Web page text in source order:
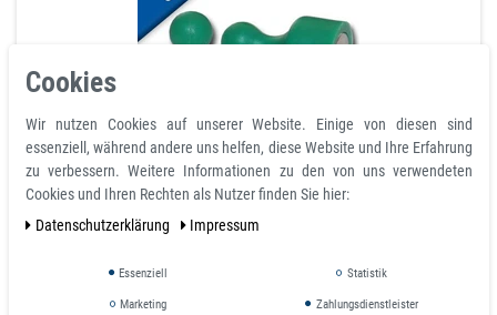
Kegelmagnet Kegel Pinnwand Magnet Ø 12 mm x 20
mm Grün mit Neodym - hält 1,6 kg
Artikel ist sofort lieferbar
inkl. ges. MwSt.zzgl.Versandkosten
Cookies
Wir nutzen Cookies auf unserer Website. Einige von diesen sind
essenziell, während andere uns helfen, diese Website und Ihre Erfahrung
zu verbessern. Weitere Informationen zu den von uns verwendeten
Cookies und Ihren Rechten als Nutzer finden Sie hier:
Daten­schutz­erklärung
Impressum
Essenziell Statistik
Marketing Zahlungsdienstleister